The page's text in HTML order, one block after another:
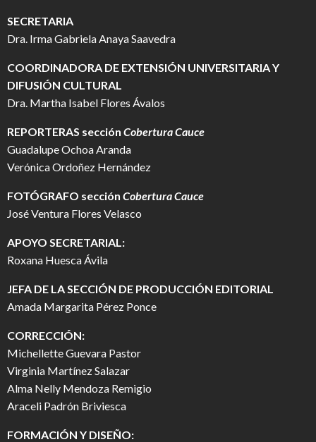
SECRETARIA
Dra. Irma Gabriela Anaya Saavedra
COORDINADORA DE EXTENSIÓN UNIVERSITARIA Y
DIFUSIÓN CULTURAL
Dra. Martha Isabel Flores Ávalos
REPORTERAS sección Cobertura Cauce
Guadalupe Ochoa Aranda
Verónica Ordoñez Hernández
FOTÓGRAFO sección Cobertura Cauce
José Ventura Flores Velasco
APOYO SECRETARIAL:
Roxana Huesca Ávila
JEFA DE LA SECCIÓN DE PRODUCCIÓN EDITORIAL
Amada Margarita Pérez Ponce
CORRECCIÓN:
Michellette Guevara Pastor
Virginia Martínez Salazar
Alma Nelly Mendoza Remigio
Araceli Padrón Briviesca
FORMACIÓN Y DISEÑO: